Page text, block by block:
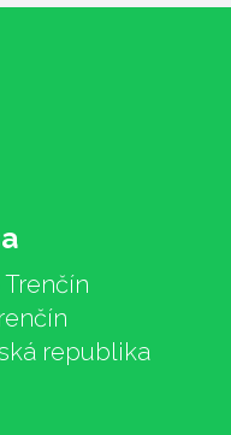
republika